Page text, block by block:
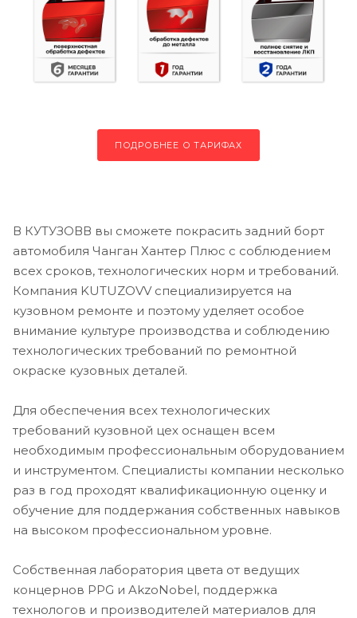
ПОДРОБНЕЕ О ТАРИФАХ
В КУТУЗОВВ вы сможете покрасить задний борт
автомобиля Чанган Хантер Плюс с соблюдением
всех сроков, технологических норм и требований.
Компания KUTUZOVV специализируется на
кузовном ремонте и поэтому уделяет особое
внимание культуре производства и соблюдению
технологических требований по ремонтной
окраске кузовных деталей.
Для обеспечения всех технологических
требований кузовной цех оснащен всем
необходимым профессиональным оборудованием
и инструментом. Специалисты компании несколько
раз в год проходят квалификационную оценку и
обучение для поддержания собственных навыков
на высоком профессиональном уровне.
Собственная лаборатория цвета от ведущих
концернов PPG и AkzoNobel, поддержка
технологов и производителей материалов для